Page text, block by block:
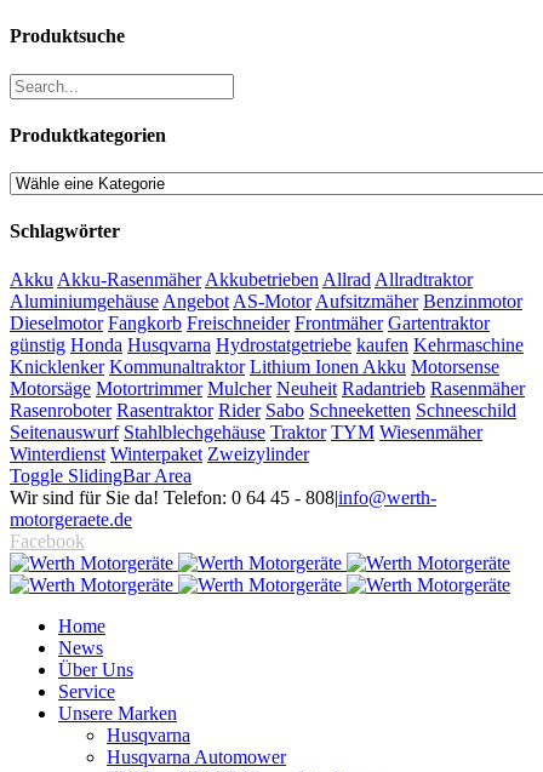
Produktsuche
Produktkategorien
Schlagwörter
Akku Akku-Rasenmäher Akkubetrieben Allrad Allradtraktor
Aluminiumgehäuse Angebot AS-Motor Aufsitzmäher Benzinmotor
Dieselmotor Fangkorb Freischneider Frontmäher Gartentraktor
günstig Honda Husqvarna Hydrostatgetriebe kaufen Kehrmaschine
Knicklenker Kommunaltraktor Lithium Ionen Akku Motorsense
Motorsäge Motortrimmer Mulcher Neuheit Radantrieb Rasenmäher
Rasenroboter Rasentraktor Rider Sabo Schneeketten Schneeschild
Seitenauswurf Stahlblechgehäuse Traktor TYM Wiesenmäher
Winterdienst Winterpaket Zweizylinder
Toggle SlidingBar Area
Wir sind für Sie da! Telefon: 0 64 45 - 808|info@werth-
motorgeraete.de
Facebook
Home
News
Über Uns
Service
Unsere Marken
Husqvarna
Husqvarna Automower